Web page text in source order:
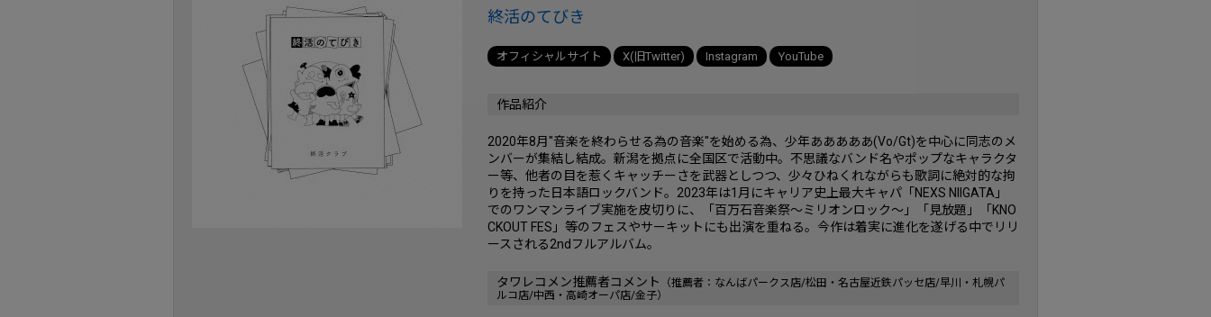
終活のてびき
オフィシャルサイト X(旧Twitter) Instagram YouTube
作品紹介
2020年8月"音楽を終わらせる為の音楽"を始める為、少年あああああ(Vo/Gt)を中心に同志のメ
ンバーが集結し結成。新潟を拠点に全国区で活動中。不思議なバンド名やポップなキャラクタ
ー等、他者の目を惹くキャッチーさを武器としつつ、少々ひねくれながらも歌詞に絶対的な拘
りを持った日本語ロックバンド。2023年は1月にキャリア史上最大キャパ「NEXS NIIGATA」
でのワンマンライブ実施を皮切りに、「百万石音楽祭～ミリオンロック～」「見放題」「KNO
CKOUT FES」等のフェスやサーキットにも出演を重ねる。今作は着実に進化を遂げる中でリリ
ースされる2ndフルアルバム。
タワレコメン推薦者コメント
（推薦者：なんばパークス店/松田・名古屋近鉄パッセ店/早川・札幌パ
ルコ店/中西・高崎オーパ店/金子）